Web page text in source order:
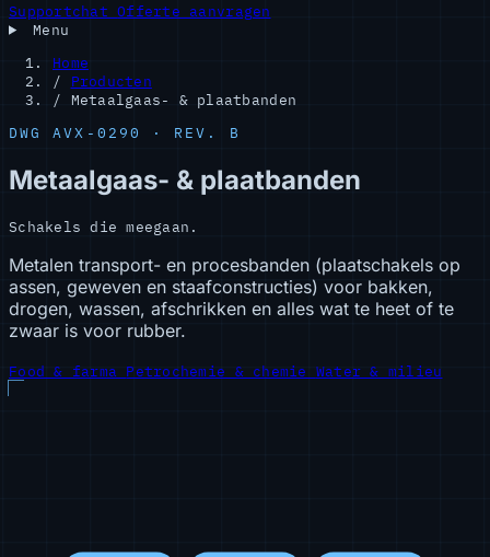
SupportchatOfferte aanvragen
Menu
Home
/
Producten
/ Metaalgaas- & plaatbanden
DWG AVX-0290 · REV. B
Metaalgaas- & plaatbanden
Schakels die meegaan.
Metalen transport- en procesbanden (plaatschakels op
assen, geweven en staafconstructies) voor bakken,
drogen, wassen, afschrikken en alles wat te heet of te
zwaar is voor rubber.
Food & farma Petrochemie & chemie Water & milieu